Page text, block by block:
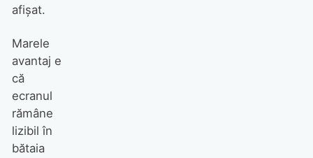
afişat.
Marele
avantaj e
că
ecranul
rămâne
lizibil în
bătaia